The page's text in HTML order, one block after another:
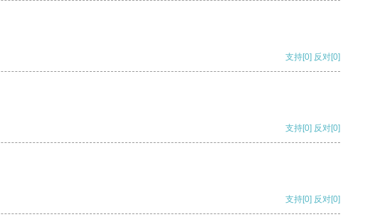
支持[0] 反对[0]
支持[0] 反对[0]
支持[0] 反对[0]